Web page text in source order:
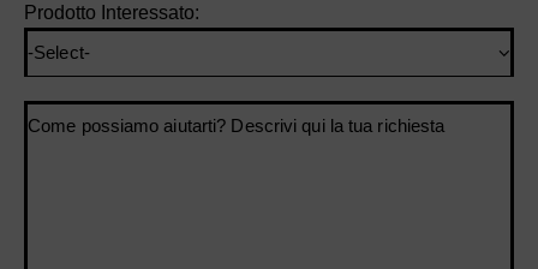
Prodotto Interessato: